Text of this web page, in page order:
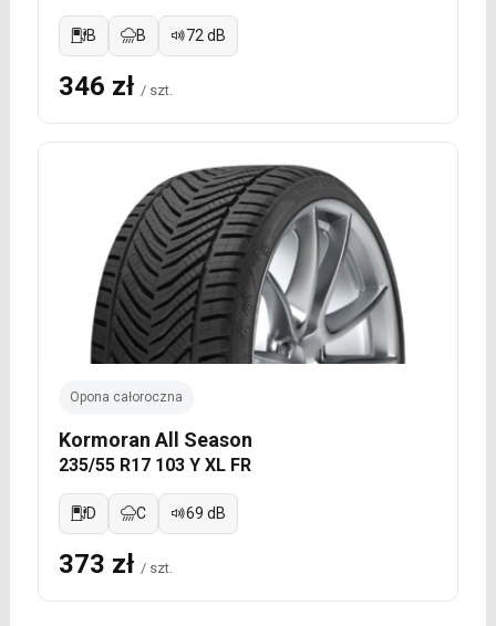
B B 72 dB
346 zł / szt.
Opona całoroczna
Kormoran All Season
235/55 R17 103 Y XL FR
D C 69 dB
373 zł / szt.